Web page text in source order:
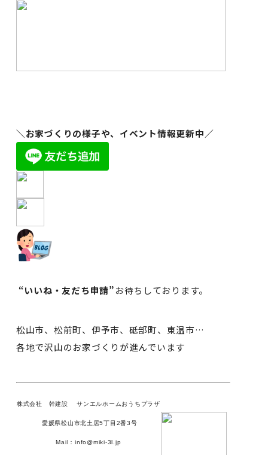
＼お家づくりの様子や、イベント情報更新中／
“いいね・友だち申請”お待ちしております。
松山市、松前町、伊予市、砥部町、東温市…
各地で沢山のお家づくりが進んでいます
株式会社 幹建設サンエルホームおうちプラザ
愛媛県松山市北土居5丁目2番3号
Mail：info@miki-3l.jp